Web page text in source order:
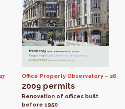
Office Property Observatory 26
2009 permits
Renovation of offices built
before 1950